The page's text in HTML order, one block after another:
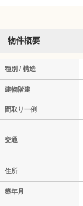
物件概要
種別 / 構造
建物階建
間取り一例
交通
住所
築年月